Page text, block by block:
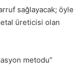
sağlayacak; öyle
üreticisi olan
metodu”